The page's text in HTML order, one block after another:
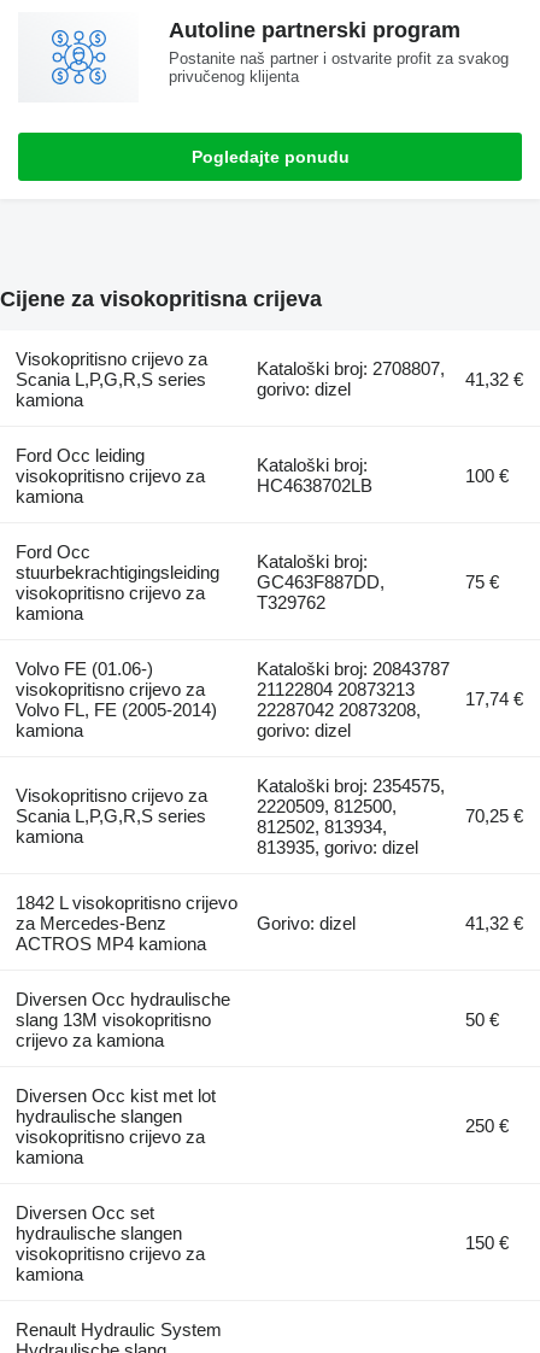
Autoline partnerski program
Postanite naš partner i ostvarite profit za svakog
privučenog klijenta
Pogledajte ponudu
Cijene za visokopritisna crijeva
Visokopritisno crijevo za
Scania L,P,G,R,S series
kamiona
Kataloški broj: 2708807,
gorivo: dizel
41,32 €
Ford Occ leiding
visokopritisno crijevo za
kamiona
Kataloški broj:
HC4638702LB
100 €
Ford Occ
stuurbekrachtigingsleiding
visokopritisno crijevo za
kamiona
Kataloški broj:
GC463F887DD,
T329762
75 €
Volvo FE (01.06-)
visokopritisno crijevo za
Volvo FL, FE (2005-2014)
kamiona
Kataloški broj: 20843787
21122804 20873213
22287042 20873208,
gorivo: dizel
17,74 €
Visokopritisno crijevo za
Scania L,P,G,R,S series
kamiona
Kataloški broj: 2354575,
2220509, 812500,
812502, 813934,
813935, gorivo: dizel
70,25 €
1842 L visokopritisno crijevo
za Mercedes-Benz
ACTROS MP4 kamiona
Gorivo: dizel 41,32 €
Diversen Occ hydraulische
slang 13M visokopritisno
crijevo za kamiona
50 €
Diversen Occ kist met lot
hydraulische slangen
visokopritisno crijevo za
kamiona
250 €
Diversen Occ set
hydraulische slangen
visokopritisno crijevo za
kamiona
150 €
Renault Hydraulic System